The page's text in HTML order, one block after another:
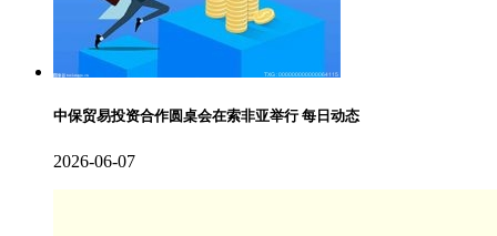
中保贸易投资合作圆桌会在索非亚举行 每日动态
2026-06-07